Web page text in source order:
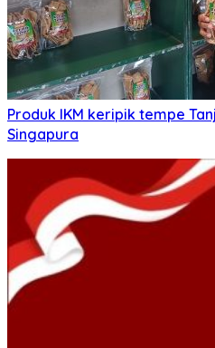
Produk IKM keripik tempe
Singapura